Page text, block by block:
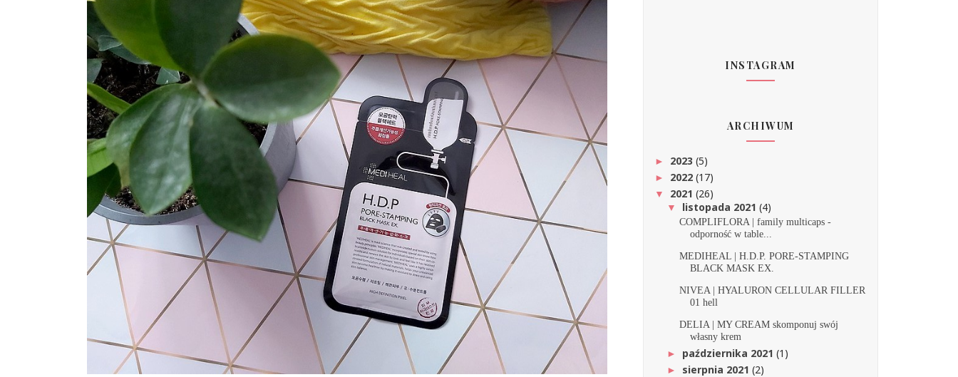
INSTAGRAM
ARCHIWUM
► 2023 (5)
► 2022 (17)
▼ 2021 (26)
▼ listopada 2021 (4)
COMPLIFLORA | family multicaps -
odporność w table...
MEDIHEAL | H.D.P. PORE-STAMPING
BLACK MASK EX.
NIVEA | HYALURON CELLULAR FILLER
01 hell
DELIA | MY CREAM skomponuj swój
własny krem
► października 2021 (1)
► sierpnia 2021 (2)